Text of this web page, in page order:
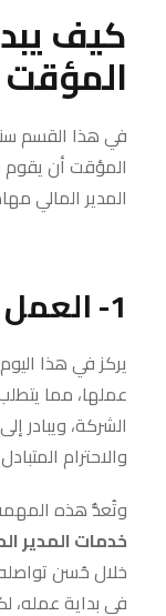
كيف
في هذا القسم
المؤقت أن يقوم
المدير المالي
1- العمل في اليوم الأول
يركز في هذا
عملها، مما
الشركة، ويبادر
والاحترام
وتُعدُّ هذه
خدمات المدير
خلال حُسن
في بداية عمله،